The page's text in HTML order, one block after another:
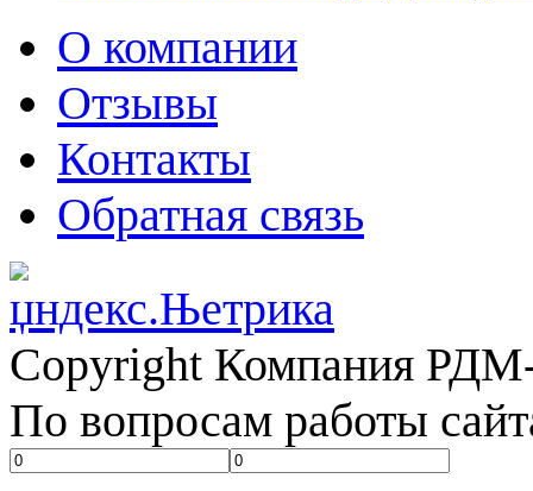
О компании
Отзывы
Контакты
Обратная связь
Copyright Компания
По вопросам работы